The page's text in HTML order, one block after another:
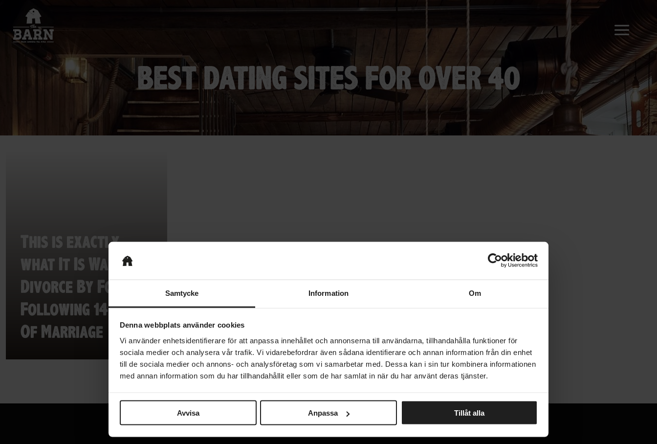
Samtycke Information Om
Denna webbplats använder cookies
Vi använder enhetsidentifierare för att anpassa innehållet och annonserna till användarna, tillhandahålla funktioner för
sociala medier och analysera vår trafik. Vi vidarebefordrar även sådana identifierare och annan information från din enhet
till de sociala medier och annons- och analysföretag som vi samarbetar med. Dessa kan i sin tur kombinera informationen
med annan information som du har tillhandahållit eller som de har samlat in när du har använt deras tjänster.
Avvisa Anpassa Tillåt alla
BEST DATING SITES FOR OVER 40
This is exactly
what It Is Want to
Divorce By Forty
Following 14 Years
Of Marriage